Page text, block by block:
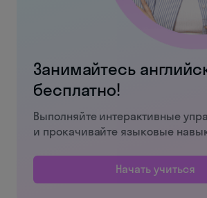
Занимайтесь
бесплатно!
Выполняйте интерактивные
и прокачивайте языковые
Начать учиться